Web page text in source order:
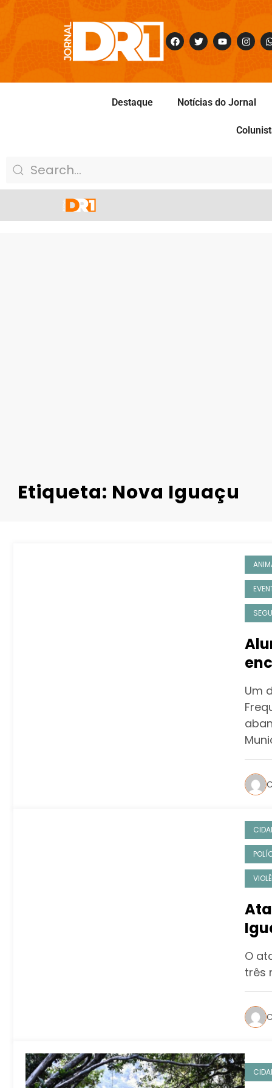
Destaque Notícias do Jornal
Etiqueta: Nova Iguaçu
Um
O
três